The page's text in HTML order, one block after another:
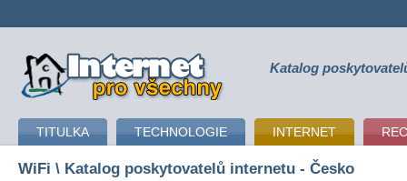
připojení k internetu Katalog
TITULKA TECHNOLOGIE INTERNET
WiFi \ Katalog poskytovatelů internetu - Česko